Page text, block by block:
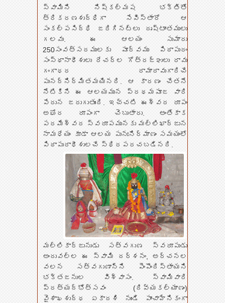
స్వామిని నిష్కల్మష భక్తితో
త్రికరణశుద్ధిగా సేవిస్తారో ఆ
సంకల్పసిద్ధి జరిగినట్లు దృష్టాంతములు
గలవు. ఈ ఆలయం సుమారు
250సంవత్సరములకు పూర్వము పిఠాపురం
సంస్థానాధీశులు రేచర్ల గోత్రజ్ఞులు రావు
గంగాధర రామారావుగారిచే
పునర్నిర్మితమయినది. ఆ కారణం చేతనే
నేటికిని ఈ ఆలయమున ప్రథమపూజ వారి
పేరున జరుగుతుంది. ఇచ్చటి ఈశ్వర రూపం
అఘోర రూపంగా చెబుతారు. అంతేకాక
పరమేశ్వర స్వరూపమునకు మల్లిఖార్జున
నామధేయం కూడా ఆలయ పునఃనిర్మాణం సమయంలో
పిఠాపురాధీశులచే స్థిరపరచబడినది.
మల్లికార్జునుడు సత్వగుణ స్వరూపుడు
అందువల్ల ఈ స్వామి దర్శనం, అర్చనల
వలన సత్వగుణాన్ని పెంపొందిస్తాయని
భక్తజనుల విశ్వాసం. స్వామివారి
ప్రత్యద్భోత్సవం (దివ్యకల్యాణం)
వైశాఖశుద్ధ ఏకాదశి నుండి పాంచాహ్నికంగా